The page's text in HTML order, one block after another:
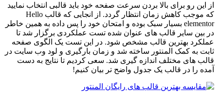
از این رو برای بالا بردن سرعت صفحه خود باید قالبی انتخاب نمایید
که موجب کاهش زمان انتظار گردد. از انجایی که قالب Hello
elementor بسیار سبک بوده و امتحان خود را پس داده به همین خاطر
در بین سایر قالب های عنوان شده تست عملکردی برگزار شد تا
عملکرد بهترین قالب مشخص شود. در این تست یک الگوی صفحه
ثابت به کمک المنتور ساخته شد و زمان بارگیری و لود وب سایت در
قالب های مختلف اندازه گیری شد. سعی کردیم تا نتایج به دست
آمده را در قالب یک جدول واضح تر بیان کنیم!